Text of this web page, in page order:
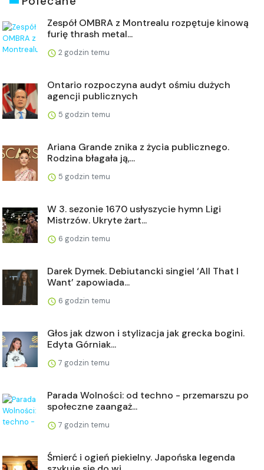
Zespół OMBRA z Montrealu rozpętuje kinową
furię thrash metal...
2 godzin temu
Ontario rozpoczyna audyt ośmiu dużych
agencji publicznych
5 godzin temu
Ariana Grande znika z życia publicznego.
Rodzina błagała ją,...
5 godzin temu
W 3. sezonie 1670 usłyszycie hymn Ligi
Mistrzów. Ukryte żart...
6 godzin temu
Darek Dymek. Debiutancki singiel ‘All That I
Want’ zapowiada...
6 godzin temu
Głos jak dzwon i stylizacja jak grecka bogini.
Edyta Górniak...
7 godzin temu
Parada Wolności: od techno - przemarszu po
społeczne zaangaż...
7 godzin temu
Śmierć i ogień piekielny. Japońska legenda